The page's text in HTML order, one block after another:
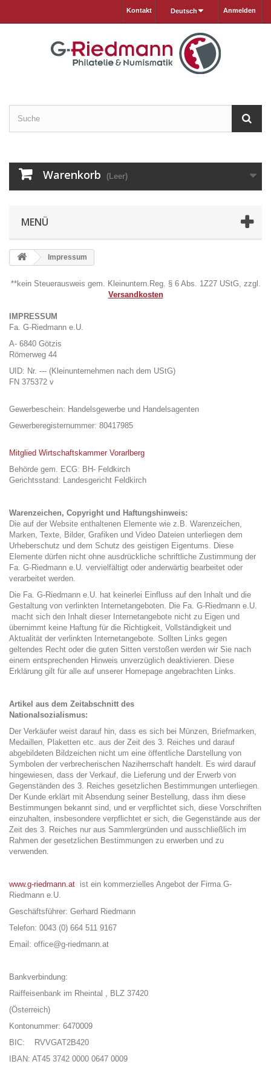
Anmelden
Deutsch
Kontakt
Warenkorb (Leer)
MENÜ
Impressum
**kein Steuerausweis gem. Kleinuntern.Reg. § 6 Abs. 1Z27 UStG, zzgl.
Versandkosten
IMPRESSUM
Fa. G-Riedmann e.U.
A- 6840 Götzis
Römerweg 44
UID: Nr. --- (Kleinunternehmen nach dem UStG)
FN 375372 v
Gewerbeschein: Handelsgewerbe und Handelsagenten
Gewerberegisternummer: 80417985
Mitglied Wirtschaftskammer Vorarlberg
Behörde gem. ECG: BH- Feldkirch
Gerichtsstand: Landesgericht Feldkirch
Warenzeichen, Copyright und Haftungshinweis:
Die auf der Website enthaltenen Elemente wie z.B. Warenzeichen,
Marken, Texte, Bilder, Grafiken und Video Dateien unterliegen dem
Urheberschutz und dem Schutz des geistigen Eigentums. Diese
Elemente dürfen nicht ohne ausdrückliche schriftliche Zustimmung der
Fa. G-Riedmann e.U. vervielfältigt oder anderwärtig bearbeitet oder
verarbeitet werden.
Die Fa. G-Riedmann e.U. hat keinerlei Einfluss auf den Inhalt und die
Gestaltung von verlinkten Internetangeboten. Die Fa. G-Riedmann e.U.
macht sich den Inhalt dieser Internetangebote nicht zu Eigen und
übernimmt keine Haftung für die Richtigkeit, Vollständigkeit und
Aktualität der verlinkten Internetangebote. Sollten Links gegen
geltendes Recht oder die guten Sitten verstoßen werden wir Sie nach
einem entsprechenden Hinweis unverzüglich deaktivieren. Diese
Erklärung gilt für alle auf unserer Homepage angebrachten Links.
Artikel aus dem Zeitabschnitt des
Nationalsozialismus:
Der Verkäufer weist darauf hin, dass es sich bei Münzen, Briefmarken,
Medaillen, Plaketten etc. aus der Zeit des 3. Reiches und darauf
abgebildeten Bildzeichen nicht um eine öffentliche Darstellung von
Symbolen der verbrecherischen Naziherrschaft handelt. Es wird darauf
hingewiesen, dass der Verkauf, die Lieferung und der Erwerb von
Gegenständen des 3. Reiches gesetzlichen Bestimmungen unterliegen.
Der Kunde erklärt mit Absendung seiner Bestellung, dass ihm diese
Bestimmungen bekannt sind, und er verpflichtet sich, diese Vorschriften
einzuhalten, insbesondere verpflichtet er sich, die Gegenstände aus der
Zeit des 3. Reiches nur aus Sammlergründen und ausschließlich im
Rahmen der gesetzlichen Bestimmungen zu erwerben und zu
verwenden.
www.g-riedmann.at ist ein kommerzielles Angebot der Firma G-
Riedmann e.U.
Geschäftsführer: Gerhard Riedmann
Telefon: 0043 (0) 664 511 9167
Email: office@g-riedmann.at
Bankverbindung:
Raiffeisenbank im Rheintal , BLZ 37420
(Österreich)
Kontonummer: 6470009
BIC: RVVGAT2B420
IBAN: AT45 3742 0000 0647 0009